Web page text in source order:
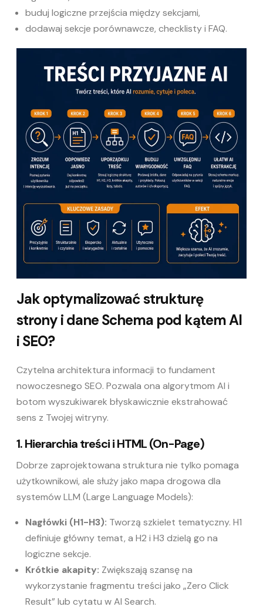
buduj logiczne przejścia między sekcjami,
dodawaj sekcje porównawcze, checklisty i FAQ.
Jak optymalizować strukturę
strony i dane Schema pod kątem AI
i SEO?
Czytelna architektura informacji to fundament
nowoczesnego SEO. Pozwala ona algorytmom AI i
botom wyszukiwarek błyskawicznie ekstrahować
sens z Twojej witryny.
1. Hierarchia treści i HTML (On-Page)
Dobrze zaprojektowana struktura nie tylko pomaga
użytkownikowi, ale służy jako mapa drogowa dla
systemów LLM (Large Language Models):
Nagłówki (H1-H3): Tworzą szkielet tematyczny. H1
definiuje główny temat, a H2 i H3 dzielą go na
logiczne sekcje.
Krótkie akapity: Zwiększają szansę na
wykorzystanie fragmentu treści jako „Zero Click
Result” lub cytatu w AI Search.